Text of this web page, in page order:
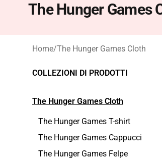
The Hunger Games
Home/The Hunger Games Cloth
COLLEZIONI DI PRODOTTI
The Hunger Games Cloth
The Hunger Games T-shirt
The Hunger Games Cappucci
The Hunger Games Felpe